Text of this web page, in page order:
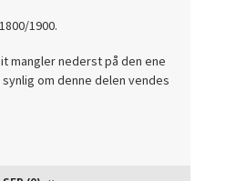
1900.
mangler nederst på den ene
om denne delen vendes